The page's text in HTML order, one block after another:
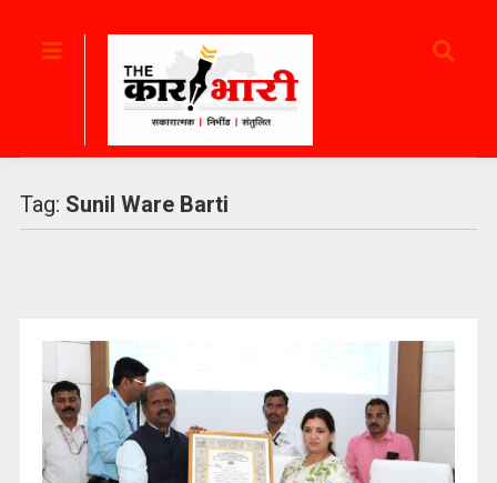
Tag: Sunil Ware Barti